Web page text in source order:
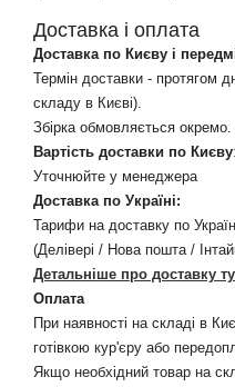
Доставка і оплата
Доставка по Києву і
Термін доставки - протягом
складу в Києві).
Збірка обмовляється окремо.
Вартість доставки по Києву:
Уточнюйте у менеджера
Доставка по Україні:
Тарифи на доставку по
(Делівері / Нова пошта /
Детальніше про доставку
Оплата
При наявності на складі в
готівкою кур'єру або
Якщо необхідний товар на